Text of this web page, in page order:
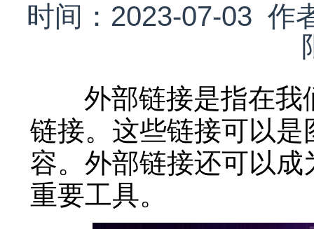
时间：2023-07-03 作
外部链接是指在我
链接。这些链接可以
容。外部链接还可以
重要工具。